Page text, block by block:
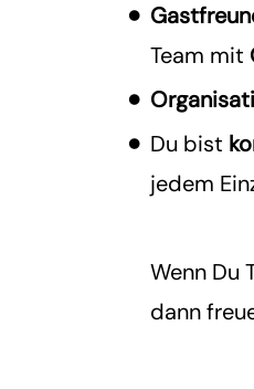
Team mit
Du bist
jedem
Wenn Du
dann